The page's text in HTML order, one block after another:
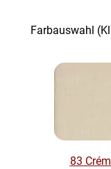
Farbauswahl
83